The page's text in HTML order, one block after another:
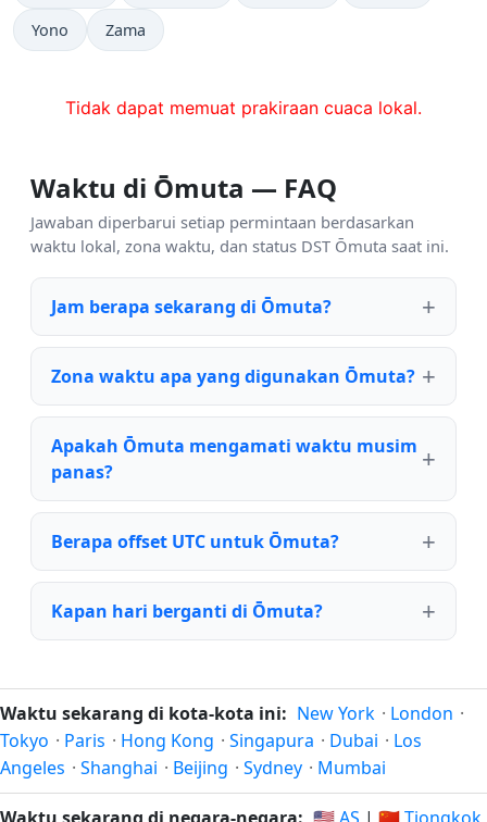
Yono Zama
Tidak dapat memuat prakiraan cuaca lokal.
Waktu di Ōmuta — FAQ
Jawaban diperbarui setiap permintaan berdasarkan
waktu lokal, zona waktu, dan status DST Ōmuta saat ini.
Jam berapa sekarang di Ōmuta?
Zona waktu apa yang digunakan Ōmuta?
Apakah Ōmuta mengamati waktu musim
panas?
Berapa offset UTC untuk Ōmuta?
Kapan hari berganti di Ōmuta?
Waktu sekarang di kota-kota ini: New York · London ·
Tokyo · Paris · Hong Kong · Singapura · Dubai · Los
Angeles · Shanghai · Beijing · Sydney · Mumbai